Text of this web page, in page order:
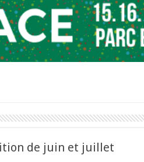
du premier numéro de 2025
de GTM 110
à améliorer la santé de vos veaux !
de GTM 91
nouveau virus
pour Lactalis
de juin et juillet